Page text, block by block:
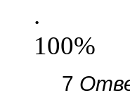
.
100%
7